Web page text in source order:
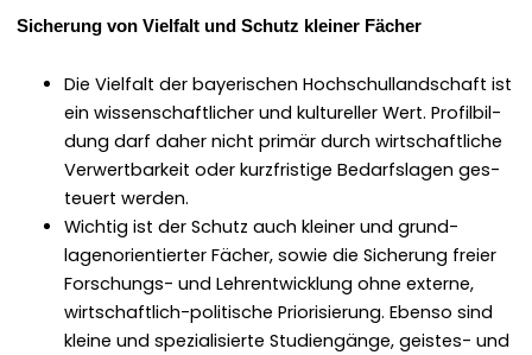
Sicherung von Vielfalt und Schutz klein­er Fäch­er
Die Vielfalt der bay­erischen Hochschul­land­schaft ist
ein wis­senschaftlich­er und kul­tureller Wert. Pro­fil­bil­
dung darf daher nicht primär durch wirtschaftliche
Ver­w­ert­barkeit oder kurzfristige Bedarf­s­la­gen ges­
teuert wer­den.
Wichtig ist der Schutz auch klein­er und grund­
lagenori­en­tiert­er Fäch­er, sowie die Sicherung freier
Forschungs- und Lehren­twick­lung ohne externe,
wirtschaftlich-poli­tis­che Pri­or­isierung. Eben­so sind
kleine und spezial­isierte Stu­di­engänge, geistes- und